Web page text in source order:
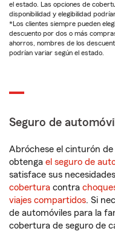
el estado. Las opciones de
disponibilidad y elegibilidad
*Los clientes siempre pueden
descuento por dos o más
ahorros, nombres de los
podrían variar según el estado.
Seguro de
Abróchese el cinturón
obtenga el seguro de
satisface sus
cobertura contra
viajes compartidos. Si
de automóviles para la
cobertura de seguro de